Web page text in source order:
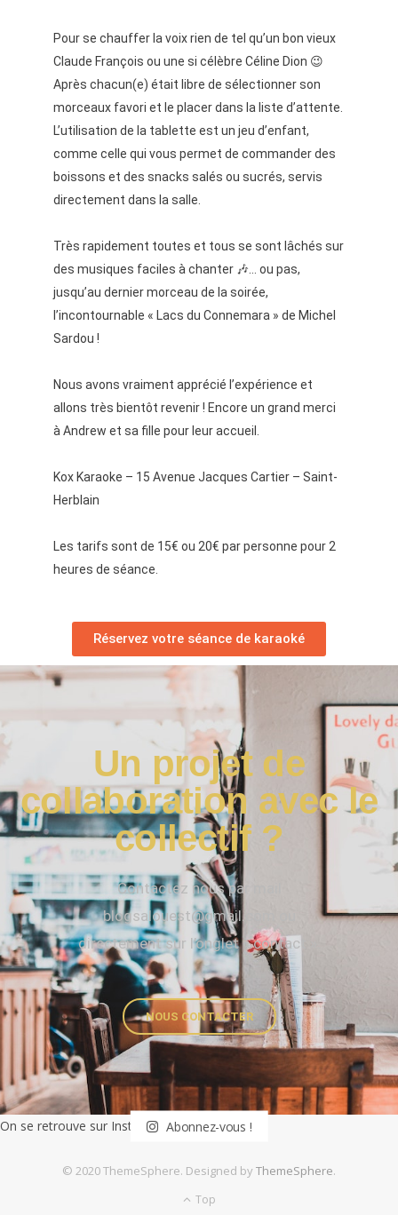
Pour se chauffer la voix rien de tel qu’un bon vieux
Claude François ou une si célèbre Céline Dion 😉
Après chacun(e) était libre de sélectionner son
morceaux favori et le placer dans la liste d’attente.
L’utilisation de la tablette est un jeu d’enfant,
comme celle qui vous permet de commander des
boissons et des snacks salés ou sucrés, servis
directement dans la salle.
Très rapidement toutes et tous se sont lâchés sur
des musiques faciles à chanter 🎶… ou pas,
jusqu’au dernier morceau de la soirée,
l’incontournable « Lacs du Connemara » de Michel
Sardou !
Nous avons vraiment apprécié l’expérience et
allons très bientôt revenir ! Encore un grand merci
à Andrew et sa fille pour leur accueil.
Kox Karaoke – 15 Avenue Jacques Cartier – Saint-
Herblain
Les tarifs sont de 15€ ou 20€ par personne pour 2
heures de séance.
Réservez votre séance de karaoké
Un projet de
collaboration avec le
collectif ?
Contactez nous par mail
blogsalouest@gmail.com ou
directement sur l’onglet « contact ».
NOUS CONTACTER
On se retrouve sur InstagramAbonnez-vous !
© 2020 ThemeSphere. Designed by ThemeSphere.
Top